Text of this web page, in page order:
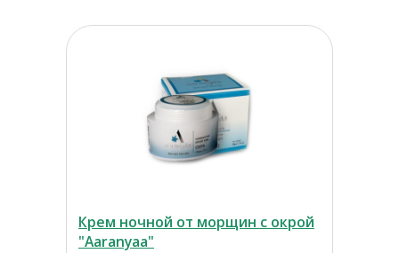
Крем ночной от морщин с окрой
"Aaranyaa"